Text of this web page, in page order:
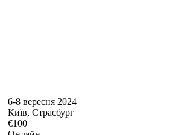
6-8 вересня 2024
Київ, Страсбург
€100